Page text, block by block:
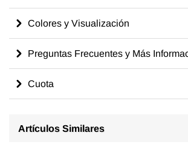
Colores y Visualización
Preguntas Frecuentes y Más
Cuota
Artículos Similares